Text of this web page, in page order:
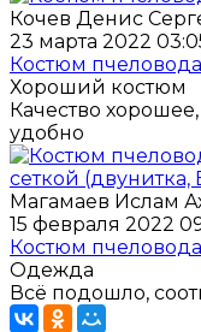
Кочев Денис
23 марта 2022
Костюм
Хороший костюм
Качество
удобно
Магамаев Ислам
15 февраля 2022
Костюм
Одежда
Всё подошло,